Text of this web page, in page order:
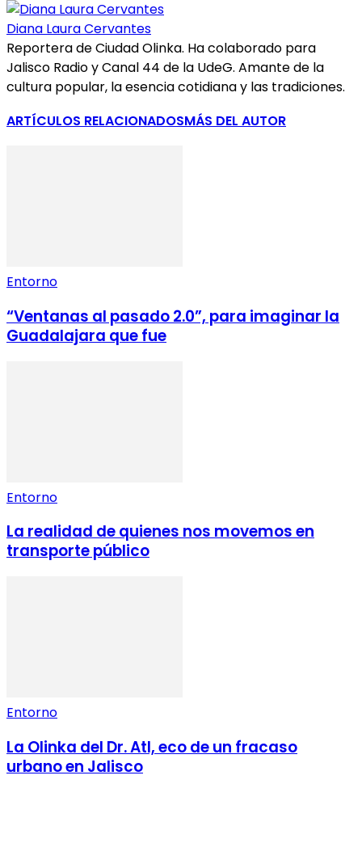
Diana Laura Cervantes
Reportera de Ciudad Olinka. Ha colaborado para
Jalisco Radio y Canal 44 de la UdeG. Amante de la
cultura popular, la esencia cotidiana y las tradiciones.
ARTÍCULOS RELACIONADOSMÁS DEL AUTOR
Entorno
“Ventanas al pasado 2.0”, para imaginar la
Guadalajara que fue
Entorno
La realidad de quienes nos movemos en
transporte público
Entorno
La Olinka del Dr. Atl, eco de un fracaso
urbano en Jalisco